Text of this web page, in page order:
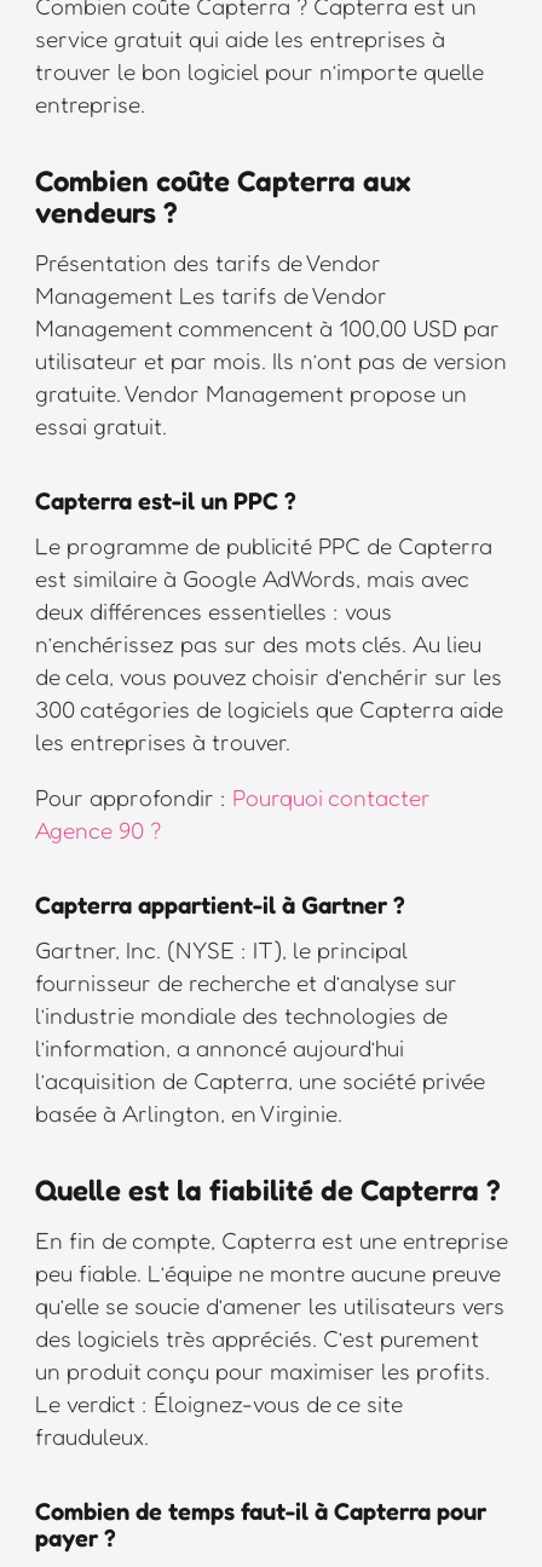
service gratuit qui aide les entreprises à
trouver le bon logiciel pour n’importe quelle
entreprise.
Combien coûte Capterra aux
vendeurs ?
Présentation des tarifs de Vendor
Management Les tarifs de Vendor
Management commencent à 100,00 USD par
utilisateur et par mois. Ils n’ont pas de version
gratuite. Vendor Management propose un
essai gratuit.
Capterra est-il un PPC ?
Le programme de publicité PPC de Capterra
est similaire à Google AdWords, mais avec
deux différences essentielles : vous
n’enchérissez pas sur des mots clés. Au lieu
de cela, vous pouvez choisir d’enchérir sur les
300 catégories de logiciels que Capterra aide
les entreprises à trouver.
Pour approfondir : Pourquoi contacter
Agence 90 ?
Capterra appartient-il à Gartner ?
Gartner, Inc. (NYSE : IT), le principal
fournisseur de recherche et d’analyse sur
l’industrie mondiale des technologies de
l’information, a annoncé aujourd’hui
l’acquisition de Capterra, une société privée
basée à Arlington, en Virginie.
Quelle est la fiabilité de Capterra ?
En fin de compte, Capterra est une entreprise
peu fiable. L’équipe ne montre aucune preuve
qu’elle se soucie d’amener les utilisateurs vers
des logiciels très appréciés. C’est purement
un produit conçu pour maximiser les profits.
Le verdict : Éloignez-vous de ce site
frauduleux.
Combien de temps faut-il à Capterra pour
payer ?